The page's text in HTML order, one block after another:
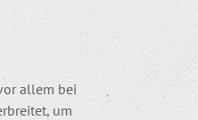
allem bei
um